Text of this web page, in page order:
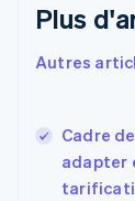
Plus
Autres
Cadre
adapter
Espagne
Estonie
English
Finlande
English